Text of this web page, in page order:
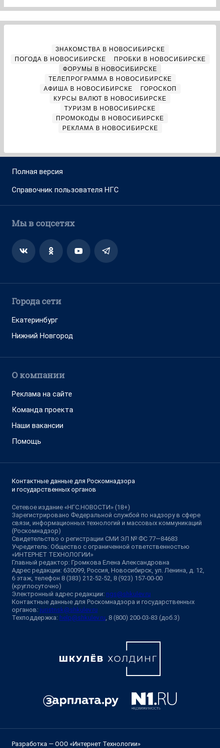
ЗНАКОМСТВА В НОВОСИБИРСКЕ
ПОГОДА В НОВОСИБИРСКЕ
ПРОБКИ В НОВОСИБИРСКЕ
ФОРУМЫ В НОВОСИБИРСКЕ
ТЕЛЕПРОГРАММА В НОВОСИБИРСКЕ
АФИША В НОВОСИБИРСКЕ
ГОРОСКОП
КУРСЫ ВАЛЮТ В НОВОСИБИРСКЕ
ТУРИЗМ В НОВОСИБИРСКЕ
ПРОМОКОДЫ В НОВОСИБИРСКЕ
РЕКЛАМА В НОВОСИБИРСКЕ
Полная версия
Справочник пользователя НГС
Мы в соцсетях
Города сети
Екатеринбург
Нижний Новгород
О компании
Реклама на сайте
Команда проекта
Наши вакансии
Помощь
Контактные данные для Роскомнадзора
и государственных органов
Сетевое издание «НГС.НОВОСТИ» (18+)
Зарегистрировано Федеральной службой по надзору в сфере
связи, информационных технологий и массовых коммуникаций
(Роскомнадзор)
Свидетельство о регистрации СМИ ЭЛ № ФС 77—84683
Учредитель: Общество с ограниченной ответственностью
«ИНТЕРНЕТ ТЕХНОЛОГИИ»
Главный редактор: Громкова Елена Александровна
Адрес редакции: 630099, Россия, Новосибирск, ул. Ленина, д. 12,
6 этаж, телефон 8 (383) 212-52-52, 8 (923) 157-00-00
(круглосуточно)
Электронный адрес редакции: ngs@shkulev.ru
Контактные данные для Роскомнадзора и государственных
органов: juristnsk@shkulev.ru
Техподдержка: help@shkulev.ru, 8 (800) 200-03-83 (доб.3)
Разработка — ООО «Интернет Технологии»